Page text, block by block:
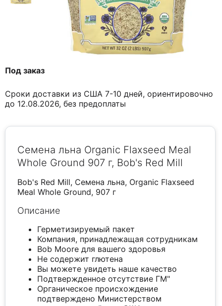
Под заказ
Сроки доставки из США 7-10 дней, ориентировочно
до 12.08.2026, без предоплаты
Семена льна Organic Flaxseed Meal
Whole Ground 907 г, Bob's Red Mill
Bob's Red Mill, Семена льна, Organic Flaxseed
Meal Whole Ground, 907 г
Описание
Герметизируемый пакет
Компания, принадлежащая сотрудникам
Bob Moore для вашего здоровья
Не содержит глютена
Вы можете увидеть наше качество
Подтвержденное отсутствие ГМ"
Органическое происхождение
подтверждено Министерством